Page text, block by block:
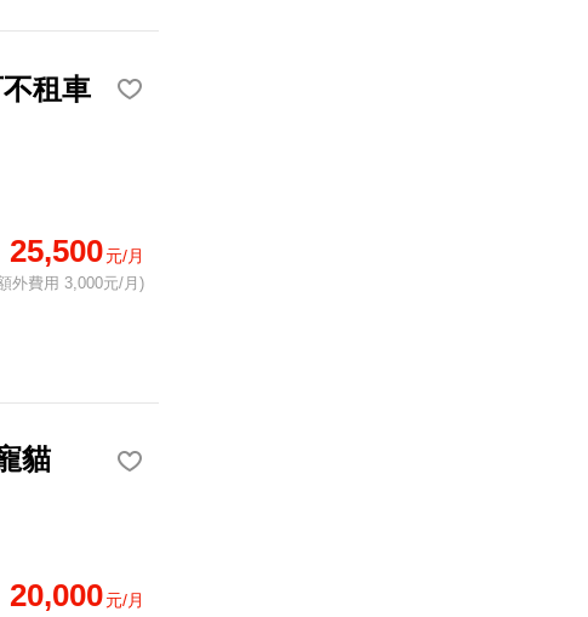
租車
25,500元/月
外費用 3,000元/月)
貓
20,000元/月